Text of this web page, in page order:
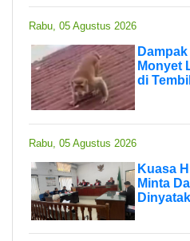
Rabu, 05 Agustus 2026
Monyet
di
Rabu, 05 Agustus 2026
Kuasa
Minta